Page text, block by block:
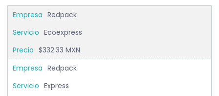
Redpack
Ecoexpress
$332.33 MXN
Redpack
Express